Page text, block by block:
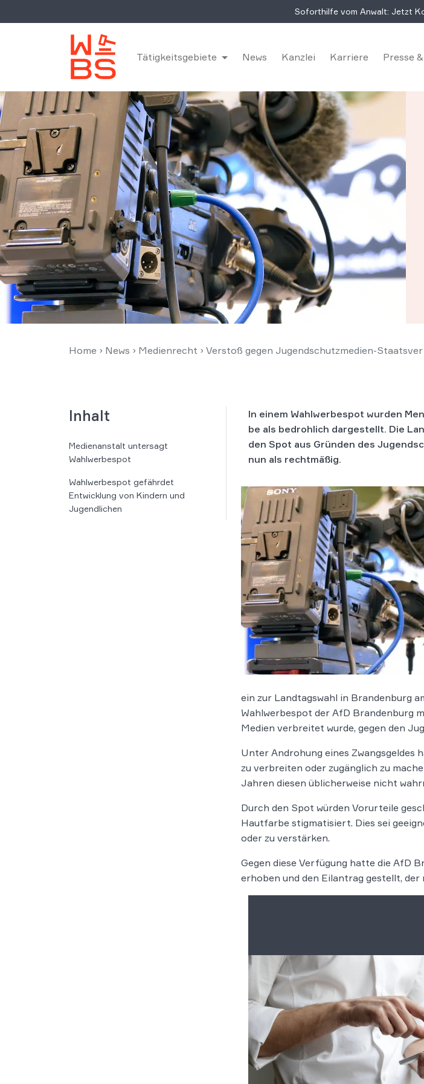
Soforthilfe vom Anwalt: Jetzt
Tätigkeitsgebiete News Kanzlei Karriere Presse
Home › News › Medienrecht › Verstoß gegen Jugendschutzmedien-
Inhalt
Medienanstalt untersagt
Wahlwerbespot
Wahlwerbespot gefährdet
Entwicklung von Kindern und
Jugendlichen
In einem Wahl­wer­be­spot wurden
be als be­droh­lich dargestellt. Die
den Spot aus Grün­den des
nun als rechtmäßig.
ein zur Landtagswahl in Brandenburg
Wahlwerbespot der AfD Brandenburg
Medien verbreitet wurde, gegen den
Unter Androhung eines
zu verbreiten oder zugänglich zu
Jahren diesen üblicherweise nicht
Durch den Spot würden Vorurteile
Hautfarbe stigmatisiert. Dies sei
oder zu verstärken.
Gegen diese Verfügung hatte die AfD
erhoben und den Eilantrag gestellt, der